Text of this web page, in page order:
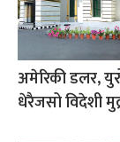
अमेरिकी डलर,
धेरैजसो विदेशी